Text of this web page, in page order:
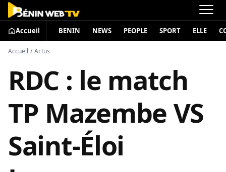
Accueil BENIN NEWS PEOPLE SPORT ELLE
Accueil / Actus
RDC : le match
TP Mazembe VS
Saint-Éloi